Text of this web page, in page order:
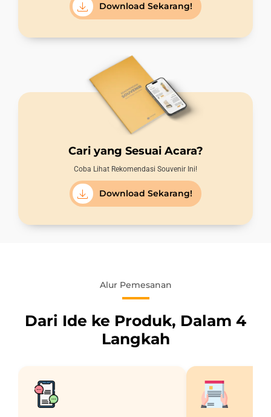
Download Sekarang!
Cari yang Sesuai Acara?
Coba Lihat Rekomendasi Souvenir Ini!
Download Sekarang!
Alur Pemesanan
Dari Ide ke Produk, Dalam 4
Langkah